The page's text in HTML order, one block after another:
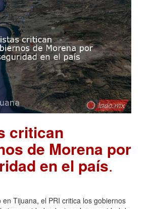
critican
de Morena por
en el país.
en Tijuana, el PRI critica los gobiernos